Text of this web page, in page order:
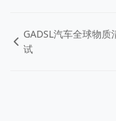
GADSL汽车全球物质
试